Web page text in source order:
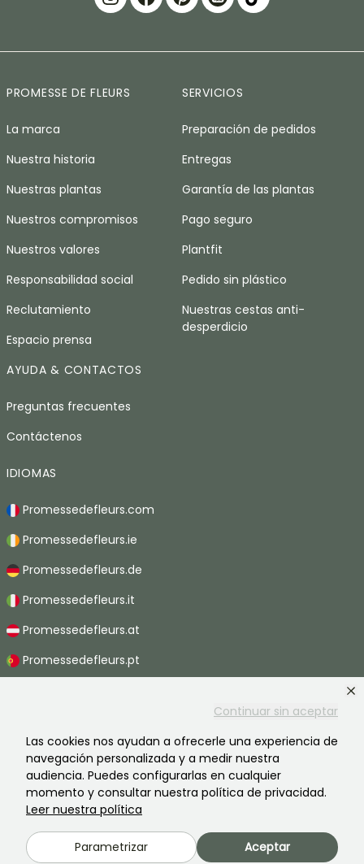
Continuar sin aceptar
Las cookies nos ayudan a ofrecerle una experiencia de
navegación personalizada y a medir nuestra
audiencia. Puedes configurarlas en cualquier
momento y consultar nuestra política de privacidad.
Leer nuestra política
Parametrizar Aceptar
PROMESSE DE FLEURS
La marca
Nuestra historia
Nuestras plantas
Nuestros compromisos
Nuestros valores
Responsabilidad social
Reclutamiento
Espacio prensa
SERVICIOS
Preparación de pedidos
Entregas
Garantía de las plantas
Pago seguro
Plantfit
Pedido sin plástico
Nuestras cestas anti-
desperdicio
AYUDA & CONTACTOS
Preguntas frecuentes
Contáctenos
IDIOMAS
Promessedefleurs.com
Promessedefleurs.ie
Promessedefleurs.de
Promessedefleurs.it
Promessedefleurs.at
Promessedefleurs.pt
Promessedefleurs.ch
Información legal
Términos y condiciones
Política de privacidad
Promesse de fleurs, una empresa familiar al servicio de todos los